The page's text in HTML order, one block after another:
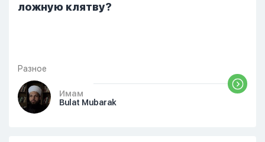
ложную клятву?
Разное
Имам
Bulat Mubarak